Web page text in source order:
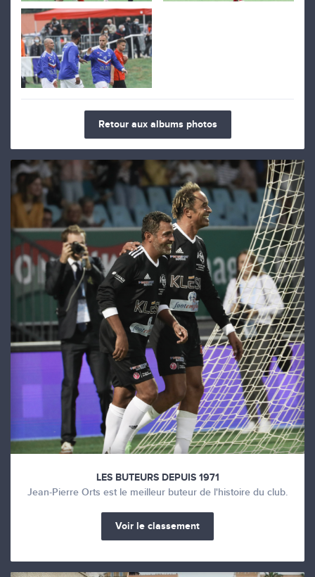
Retour aux albums photos
LES BUTEURS DEPUIS 1971
Jean-Pierre Orts est le meilleur buteur de l'histoire du club.
Voir le classement